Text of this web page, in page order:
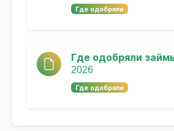
Где одобряли
Где одобряли
2026
Где одобряли